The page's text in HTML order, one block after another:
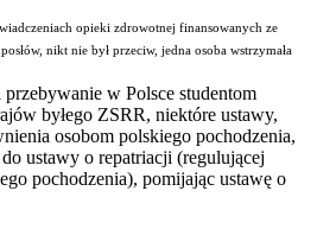
opieki zdrowotnej finansowanych ze
nikt nie był przeciw, jedna osoba wstrzymała
przebywanie w Polsce studentom
byłego ZSRR, niektóre ustawy,
osobom polskiego pochodzenia,
ustawy o repatriacji (regulującej
pochodzenia), pomijając ustawę o